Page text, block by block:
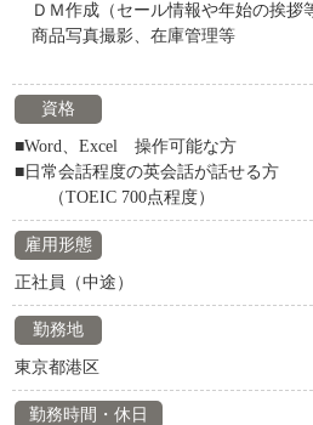
ＤＭ作成（セール情報や年始の挨拶
商品写真撮影、在庫管理等
資格
■Word、Excel 操作可能な方
■日常会話程度の英会話が話せる方
（TOEIC 700点程度）
雇用形態
正社員（中途）
勤務地
東京都港区
勤務時間・休日